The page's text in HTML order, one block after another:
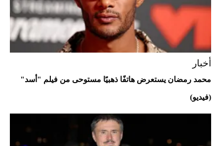
أغلى 10 عطور في العالم للرجال تمنحك فخامة
استثنائية
2026-07-23
أخبار
محمد رمضان يستعرض هاتفًا ذهبيًا مستوحى من فيلم "أسد"
(فيديو)